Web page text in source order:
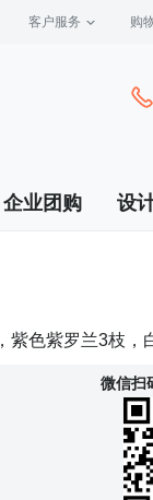
客户服务 购
企业团购 设
紫色紫罗兰3枝，
微信扫